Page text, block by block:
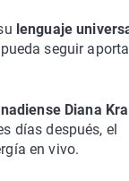
lenguaje
seguir
Diana
días después, el
en vivo.